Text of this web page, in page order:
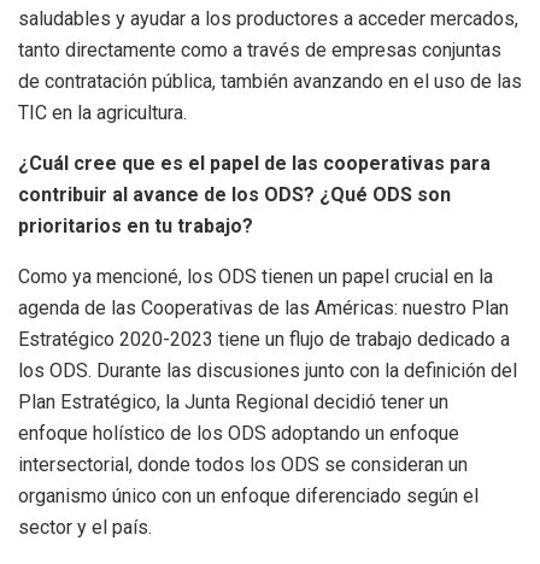
saludables y ayudar a los productores a acceder mercados,
tanto directamente como a través de empresas conjuntas
de contratación pública, también avanzando en el uso de las
TIC en la agricultura.
¿Cuál cree que es el papel de las cooperativas para
contribuir al avance de los ODS? ¿Qué ODS son
prioritarios en tu trabajo?
Como ya mencioné, los ODS tienen un papel crucial en la
agenda de las Cooperativas de las Américas: nuestro Plan
Estratégico 2020-2023 tiene un flujo de trabajo dedicado a
los ODS. Durante las discusiones junto con la definición del
Plan Estratégico, la Junta Regional decidió tener un
enfoque holístico de los ODS adoptando un enfoque
intersectorial, donde todos los ODS se consideran un
organismo único con un enfoque diferenciado según el
sector y el país.